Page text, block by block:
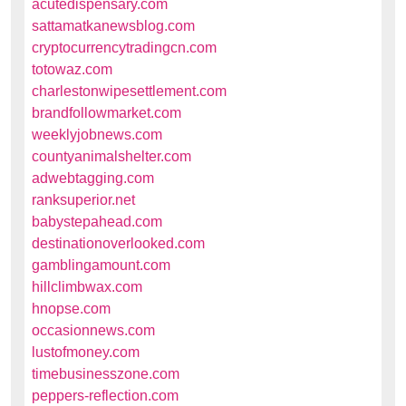
acutedispensary.com
sattamatkanewsblog.com
cryptocurrencytradingcn.com
totowaz.com
charlestonwipesettlement.com
brandfollowmarket.com
weeklyjobnews.com
countyanimalshelter.com
adwebtagging.com
ranksuperior.net
babystepahead.com
destinationoverlooked.com
gamblingamount.com
hillclimbwax.com
hnopse.com
occasionnews.com
lustofmoney.com
timebusinesszone.com
peppers-reflection.com